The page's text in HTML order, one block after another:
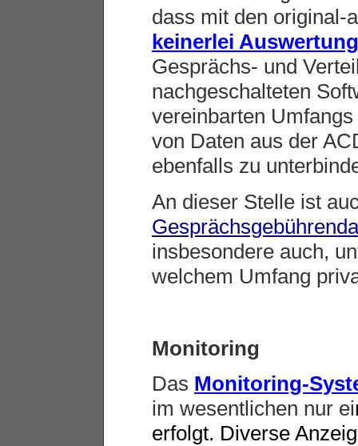
dass mit den original-
keinerlei
Gesprächs- und
nachgeschalteten
vereinbarten
von Daten aus der
ebenfalls zu
An dieser Stelle ist
insbesondere auch,
welchem Umfang
Monitoring
Das Monitoring-
im wesentlichen nur ei
erfolgt. Diverse